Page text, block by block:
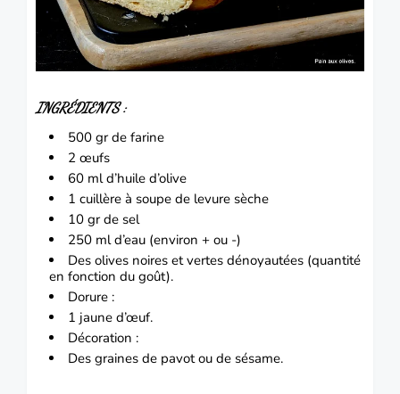
INGRÉDIENTS :
500 gr de farine
2 œufs
60 ml d’huile d’olive
1 cuillère à soupe de levure sèche
10 gr de sel
250 ml d’eau (environ + ou -)
Des olives noires et vertes dénoyautées (quantité
en fonction du goût).
Dorure :
1 jaune d’œuf.
Décoration :
Des graines de pavot ou de sésame.